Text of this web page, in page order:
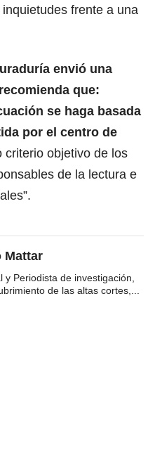
frente a una
envió una
que:
se haga basada
por el centro de
criterio objetivo de los
de la lectura e
Mattar
y Periodista de investigación,
de las altas cortes,